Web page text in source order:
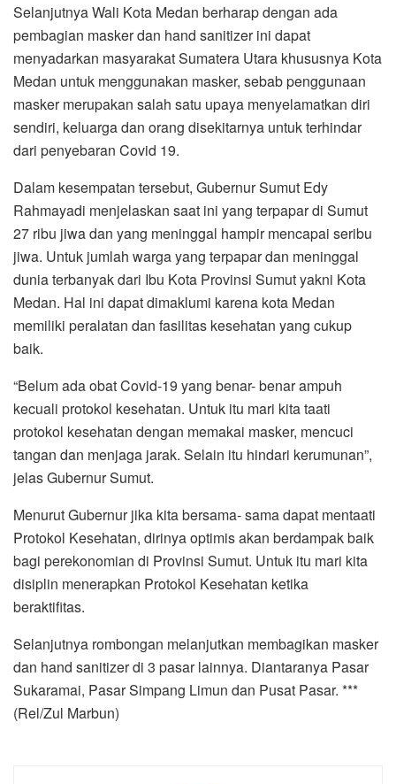
Selanjutnya Wali Kota Medan berharap dengan ada
pembagian masker dan hand sanitizer ini dapat
menyadarkan masyarakat Sumatera Utara khususnya Kota
Medan untuk menggunakan masker, sebab penggunaan
masker merupakan salah satu upaya menyelamatkan diri
sendiri, keluarga dan orang disekitarnya untuk terhindar
dari penyebaran Covid 19.
Dalam kesempatan tersebut, Gubernur Sumut Edy
Rahmayadi menjelaskan saat ini yang terpapar di Sumut
27 ribu jiwa dan yang meninggal hampir mencapai seribu
jiwa. Untuk jumlah warga yang terpapar dan meninggal
dunia terbanyak dari Ibu Kota Provinsi Sumut yakni Kota
Medan. Hal ini dapat dimaklumi karena kota Medan
memiliki peralatan dan fasilitas kesehatan yang cukup
baik.
“Belum ada obat Covid-19 yang benar- benar ampuh
kecuali protokol kesehatan. Untuk itu mari kita taati
protokol kesehatan dengan memakai masker, mencuci
tangan dan menjaga jarak. Selain itu hindari kerumunan”,
jelas Gubernur Sumut.
Menurut Gubernur jika kita bersama- sama dapat mentaati
Protokol Kesehatan, dirinya optimis akan berdampak baik
bagi perekonomian di Provinsi Sumut. Untuk itu mari kita
disiplin menerapkan Protokol Kesehatan ketika
beraktifitas.
Selanjutnya rombongan melanjutkan membagikan masker
dan hand sanitizer di 3 pasar lainnya. Diantaranya Pasar
Sukaramai, Pasar Simpang Limun dan Pusat Pasar. ***
(Rel/Zul Marbun)